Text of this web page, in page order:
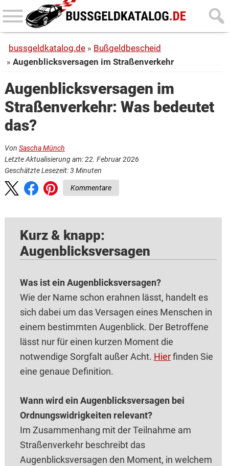
Skip
to
content
Skip
to
sidebar
bussgeldkatalog.de
Bußgeldbescheid
Augenblicksversagen im Straßenverkehr
Augenblicksversagen im
Straßenverkehr: Was bedeutet
das?
Von Sascha Münch
Letzte Aktualisierung am: 22. Februar 2026
Geschätzte Lesezeit:3 Minuten
Kommentare
Kurz & knapp:
Augenblicksversagen
Was ist ein Augenblicksversagen?
Wie der Name schon erahnen lässt, handelt es
sich dabei um das Versagen eines Menschen in
einem bestimmten Augenblick. Der Betroffene
lässt nur für einen kurzen Moment die
notwendige Sorgfalt außer Acht. Hierfinden Sie
eine genaue Definition.
Wann wird ein Augenblicksversagen bei
Ordnungswidrigkeiten relevant?
Im Zusammenhang mit der Teilnahme am
Straßenverkehr beschreibt das
Augenblicksversagen den Moment, in welchem